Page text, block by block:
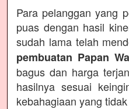
Para pelanggan yang
puas dengan hasil
sudah lama telah
pembuatan Papan
bagus dan harga
hasilnya sesuai
kebahagiaan yang